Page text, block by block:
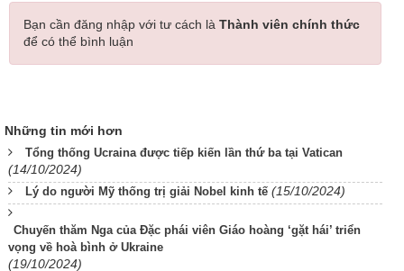
Bạn cần đăng nhập với tư cách là Thành viên chính thức
để có thể bình luận
Những tin mới hơn
Tổng thống Ucraina được tiếp kiến lần thứ ba tại Vatican
(14/10/2024)
Lý do người Mỹ thống trị giải Nobel kinh tế (15/10/2024)
Chuyến thăm Nga của Đặc phái viên Giáo hoàng ‘gặt hái’ triển
vọng về hoà bình ở Ukraine
(19/10/2024)